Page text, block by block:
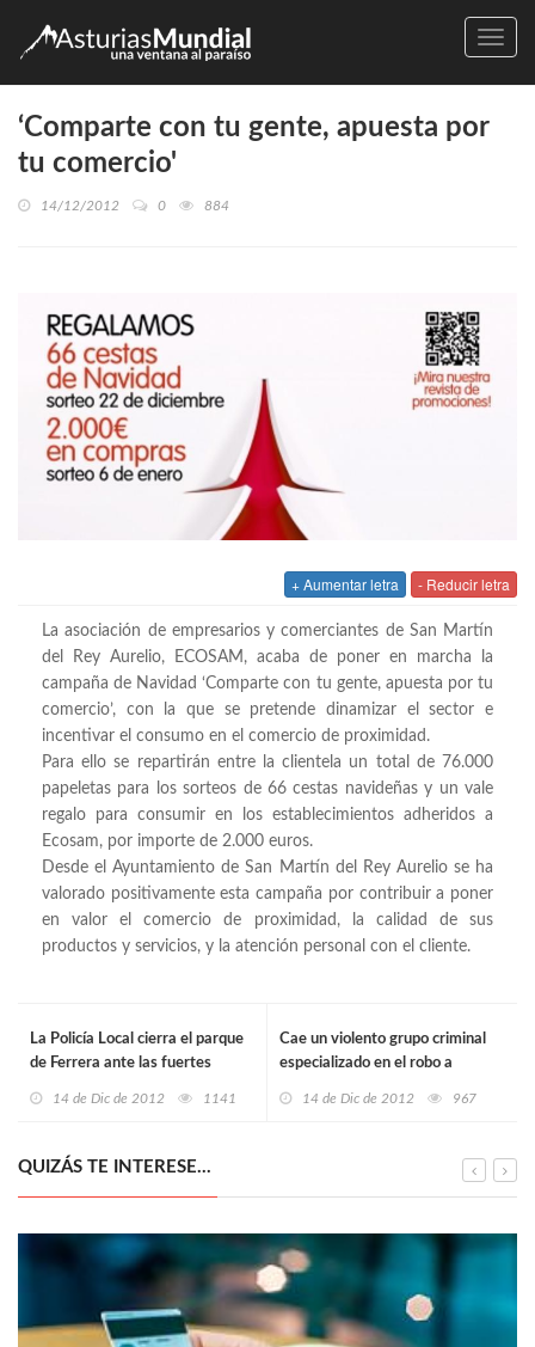
‘Comparte con tu gente, apuesta por
tu comercio'
14/12/2012 0 884
+ Aumentar letra - Reducir letra
La asociación de empresarios y comerciantes de San Martín
del Rey Aurelio, ECOSAM, acaba de poner en marcha la
campaña de Navidad ‘Comparte con tu gente, apuesta por tu
comercio’, con la que se pretende dinamizar el sector e
incentivar el consumo en el comercio de proximidad.
Para ello se repartirán entre la clientela un total de 76.000
papeletas para los sorteos de 66 cestas navideñas y un vale
regalo para consumir en los establecimientos adheridos a
Ecosam, por importe de 2.000 euros.
Desde el Ayuntamiento de San Martín del Rey Aurelio se ha
valorado positivamente esta campaña por contribuir a poner
en valor el comercio de proximidad, la calidad de sus
productos y servicios, y la atención personal con el cliente.
La Policía Local cierra el parque
de Ferrera ante las fuertes
14 de Dic de 2012 1141
Cae un violento grupo criminal
especializado en el robo a
14 de Dic de 2012 967
QUIZÁS TE INTERESE...